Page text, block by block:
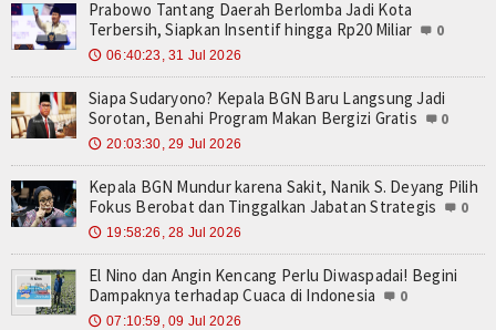
Prabowo Tantang Daerah Berlomba Jadi Kota
Terbersih, Siapkan Insentif hingga Rp20 Miliar
0
🕔 06:40:23, 31 Jul 2026
Siapa Sudaryono? Kepala BGN Baru Langsung Jadi
Sorotan, Benahi Program Makan Bergizi Gratis
0
🕔 20:03:30, 29 Jul 2026
Kepala BGN Mundur karena Sakit, Nanik S. Deyang Pilih
Fokus Berobat dan Tinggalkan Jabatan Strategis
0
🕔 19:58:26, 28 Jul 2026
El Nino dan Angin Kencang Perlu Diwaspadai! Begini
Dampaknya terhadap Cuaca di Indonesia
0
🕔 07:10:59, 09 Jul 2026